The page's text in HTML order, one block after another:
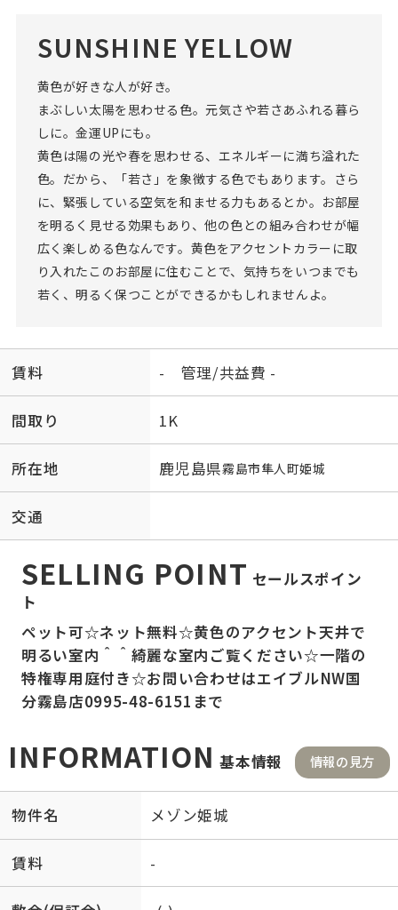
SUNSHINE YELLOW
黄色が好きな人が好き。
まぶしい太陽を思わせる色。元気さや若さあふれる暮ら
しに。金運UPにも。
黄色は陽の光や春を思わせる、エネルギーに満ち溢れた
色。だから、「若さ」を象徴する色でもあります。さら
に、緊張している空気を和ませる力もあるとか。お部屋
を明るく見せる効果もあり、他の色との組み合わせが幅
広く楽しめる色なんです。黄色をアクセントカラーに取
り入れたこのお部屋に住むことで、気持ちをいつまでも
若く、明るく保つことができるかもしれませんよ。
賃料 - 管理/共益費 -
間取り 1K
所在地 鹿児島県霧島市隼人町姫城
交通
SELLING POINT セールスポイン
ト
ペット可☆ネット無料☆黄色のアクセント天井で
明るい室内＾＾綺麗な室内ご覧ください☆一階の
特権専用庭付き☆お問い合わせはエイブルNW国
分霧島店0995-48-6151まで
INFORMATION 基本情報 情報の見方
物件名 メゾン姫城
賃料 -